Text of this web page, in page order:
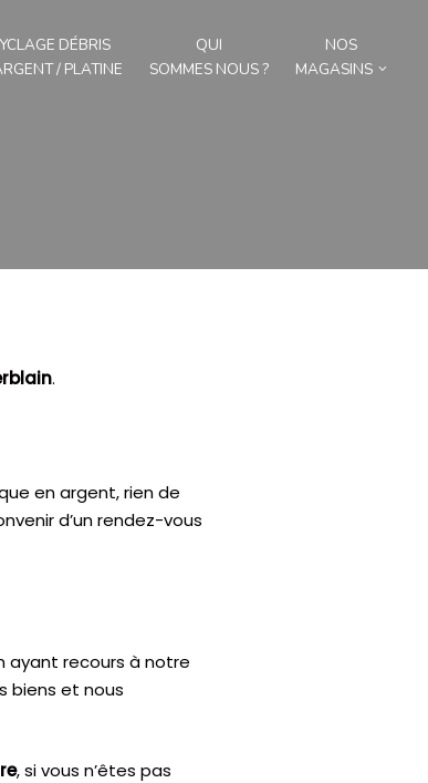
DÉBRIS
/ PLATINE
QUI
SOMMES NOUS ?
NOS
MAGASINS
.
en argent, rien de
d’un rendez-vous
ayant recours à notre
biens et nous
, si vous n’êtes pas